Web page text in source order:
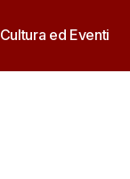
Cultura ed Eventi